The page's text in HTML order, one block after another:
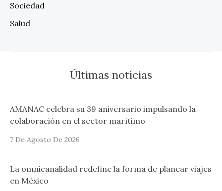
Sociedad
Salud
Últimas notícias
AMANAC celebra su 39 aniversario impulsando la
colaboración en el sector marítimo
7 De Agosto De 2026
La omnicanalidad redefine la forma de planear viajes
en México